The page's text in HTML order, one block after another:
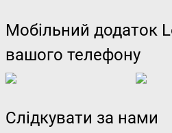
Мобільний додаток
вашого телефону
Слідкувати за нами